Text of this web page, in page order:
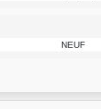
NEUF